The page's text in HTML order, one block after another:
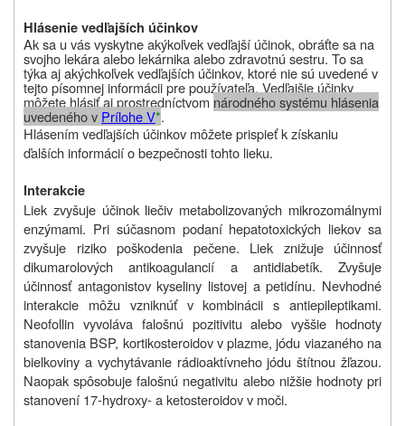
Hlásenie vedľajších účinkov
Ak sa u vás vyskytne akýkoľvek vedľajší účinok, obráťte sa na
svojho lekára alebo lekárnika alebo zdravotnú sestru. To sa
týka aj akýchkoľvek vedľajších účinkov, ktoré nie sú uvedené v
tejto písomnej informácii pre používateľa. Vedľajšie účinky
môžete hlásiť ajprostredníctvom národného systému hlásenia
uvedeného v Prílohe V*.
Hlásením vedľajších účinkov môžete prispieť k získaniu
ďalších informácií o bezpečnosti tohto lieku.
Interakcie
Liek zvyšuje účinok liečiv metabolizovaných mikrozomálnymi
enzýmami. Pri súčasnom podaní hepatotoxických liekov sa
zvyšuje riziko poškodenia pečene. Liek znižuje účinnosť
dikumarolových antikoagulancií a antidiabetík. Zvyšuje
účinnosť antagonistov kyseliny listovej a petidínu. Nevhodné
interakcie môžu vzniknúť v kombinácii s antiepileptikami.
Neofollin vyvoláva falošnú pozitivitu alebo vyššie hodnoty
stanovenia BSP, kortikosteroidov v plazme, jódu viazaného na
bielkoviny a vychytávanie rádioaktívneho jódu štítnou žľazou.
Naopak spôsobuje falošnú negativitu alebo nižšie hodnoty pri
stanovení 17-hydroxy- a ketosteroidov v moči.